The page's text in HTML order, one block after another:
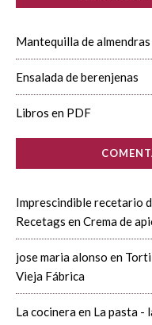
Mantequilla de almendras
Ensalada de berenjenas
Libros en PDF
Imprescindible recetario
Recetags enCrema de
jose maria alonso en
Vieja Fábrica
La cocineraen La pasta -